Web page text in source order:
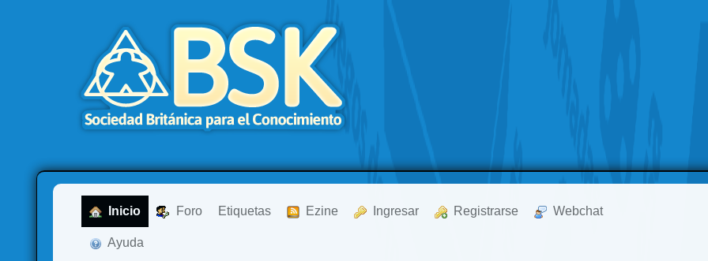
Inicio Foro Etiquetas Ezine Ingresar Registrarse Webchat
Ayuda